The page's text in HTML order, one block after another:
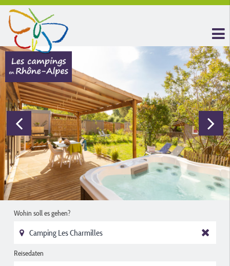
Wohin soll es gehen?
Reisedaten